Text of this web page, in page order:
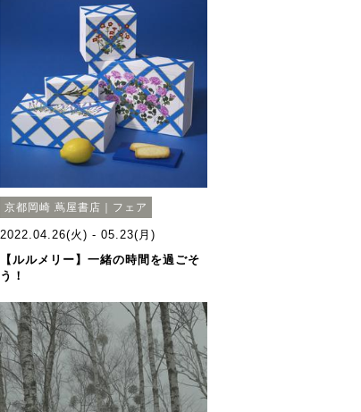
京都岡崎 蔦屋書店｜フェア
2022.04.26(火) - 05.23(月)
【ルルメリー】一緒の時間を過ごそ
う！